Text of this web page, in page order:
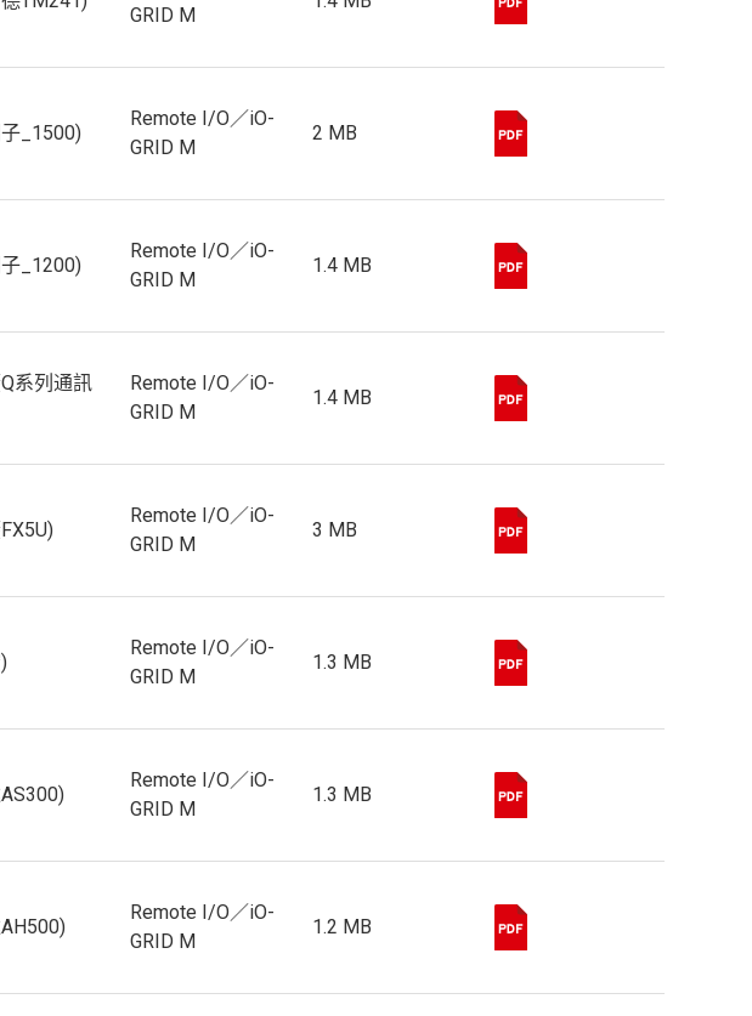
GRID M
_1500)
Remote I/O／iO-
GRID M
2 MB
_1200)
Remote I/O／iO-
GRID M
1.4 MB
系列通訊
Remote I/O／iO-
GRID M
1.4 MB
Remote I/O／iO-
GRID M
3 MB
Remote I/O／iO-
GRID M
1.3 MB
Remote I/O／iO-
GRID M
1.3 MB
Remote I/O／iO-
GRID M
1.2 MB